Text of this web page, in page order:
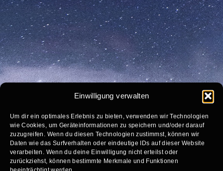
Einwilligung verwalten
Um dir ein optimales Erlebnis zu bieten, verwenden wir Technologien
wie Cookies, um Geräteinformationen zu speichern und/oder darauf
zuzugreifen. Wenn du diesen Technologien zustimmst, können wir
Daten wie das Surfverhalten oder eindeutige IDs auf dieser Website
verarbeiten. Wenn du deine Einwilligung nicht erteilst oder
zurückziehst, können bestimmte Merkmale und Funktionen